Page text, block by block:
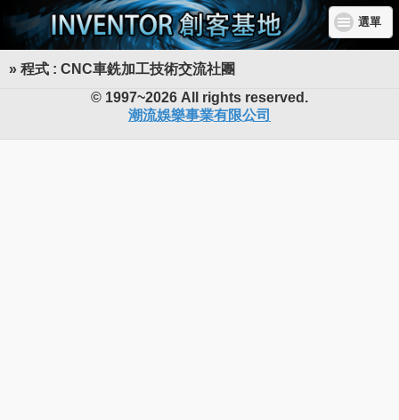
選單
» 程式 : CNC車銑加工技術交流社團
INVENTOR 創客基地
© 1997~2026 All rights reserved.
潮流娛樂事業有限公司